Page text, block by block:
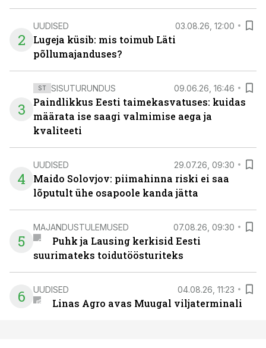
2
UUDISED 03.08.26, 12:00
Lugeja küsib: mis toimub Läti
põllumajanduses?
3
ST SISUTURUNDUS 09.06.26, 16:46
Paindlikkus Eesti taimekasvatuses: kuidas
määrata ise saagi valmimise aega ja
kvaliteeti
4
UUDISED 29.07.26, 09:30
Maido Solovjov: piimahinna riski ei saa
lõputult ühe osapoole kanda jätta
5
MAJANDUSTULEMUSED 07.08.26, 09:30
Puhk ja Lausing kerkisid Eesti
suurimateks toidutöösturiteks
6 UUDISED 04.08.26, 11:23
Linas Agro avas Muugal viljaterminali